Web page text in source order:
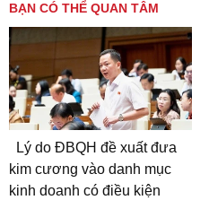
BẠN CÓ THỂ QUAN TÂM
Lý do ĐBQH đề xuất đưa
kim cương vào danh mục
kinh doanh có điều kiện